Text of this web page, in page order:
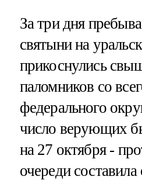
За три дня
святыни на
прикоснулись
паломников со
федерального
число верующих
на 27 октября -
очереди